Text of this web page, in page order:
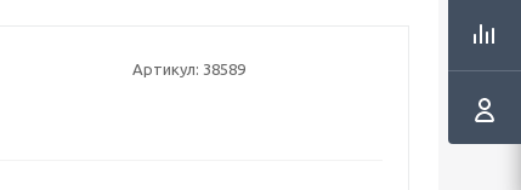
Артикул: 38589